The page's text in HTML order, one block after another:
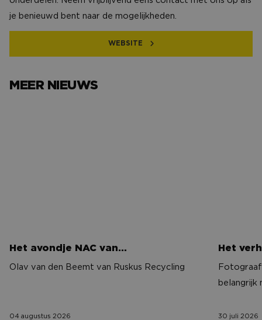
je benieuwd bent naar de mogelijkheden.
WEBSITE
MEER NIEUWS
Het avondje NAC van…
Olav van den Beemt van Ruskus Recycling
04 augustus 2026
Het
belangrijk
30 juli 2026